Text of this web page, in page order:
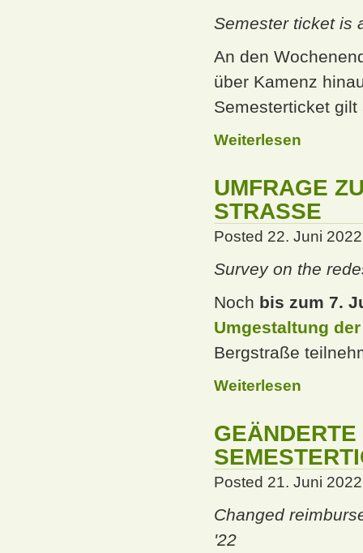
Semester ticket is
An den
über Kamenz
Semesterticket
Weiterlesen
UMFRAGE
STRASSE
Posted 22. Juni
Survey on the
Noch bis zum 7.
Umgestaltung
Bergstraße
Weiterlesen
Posted 21. Juni
Changed
'22